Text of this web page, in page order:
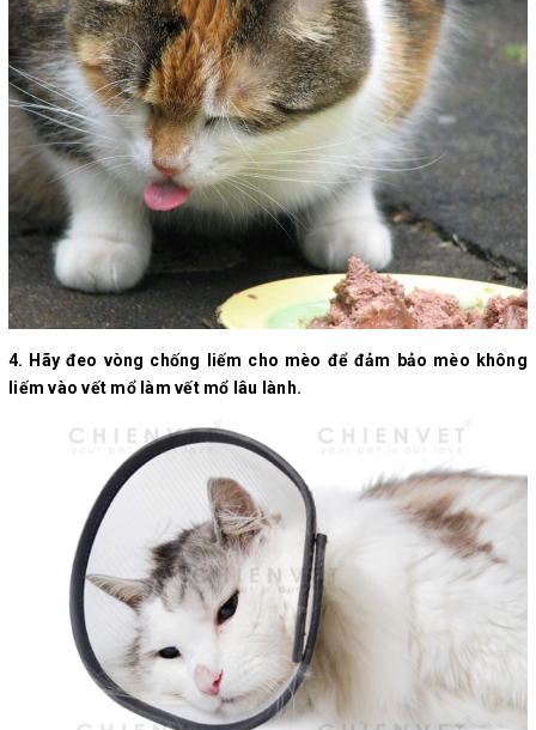
4. Hãy đeo vòng chống liếm cho mèo để đảm bảo mèo không
liếm vào vết mổ làm vết mổ lâu lành.